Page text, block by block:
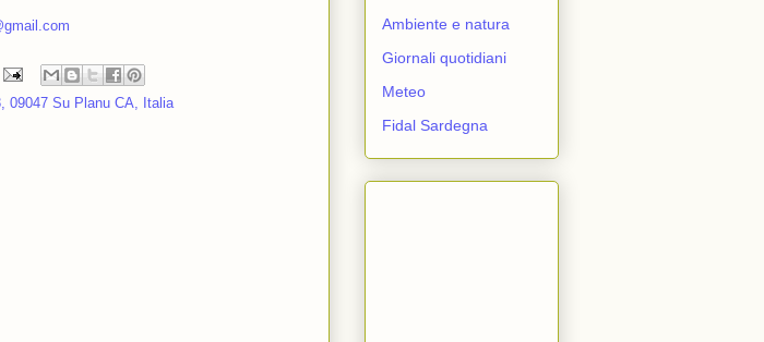
09047 Su Planu CA, Italia
Ambiente e natura
Giornali quotidiani
Meteo
Fidal Sardegna